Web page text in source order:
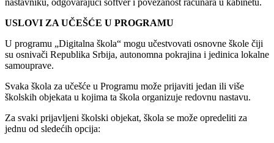
USLOVI ZA UČEŠĆE U PROGRAMU
U programu „Digitalna škola“ mogu učestvovati osnovne škole čiji
su osnivači Republika Srbija, autonomna pokrajina i jedinica lokalne
samouprave.
Svaka škola za učešće u Programu može prijaviti jedan ili više
školskih objekata u kojima ta škola organizuje redovnu nastavu.
Za svaki prijavljeni školski objekat, škola se može opredeliti za
jednu od sledećih opcija: